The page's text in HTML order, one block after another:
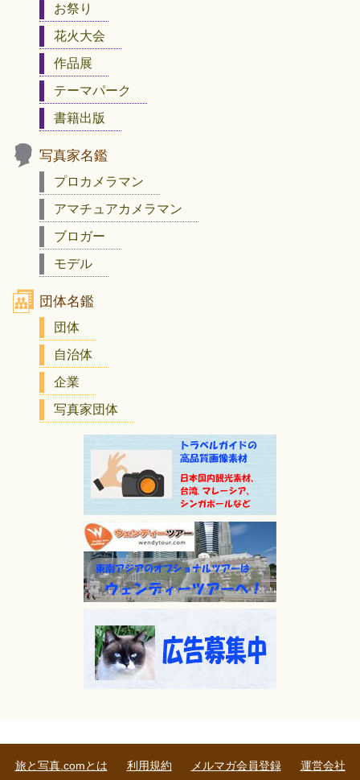
お祭り
花火大会
作品展
テーマパーク
書籍出版
写真家名鑑
プロカメラマン
アマチュアカメラマン
ブロガー
モデル
団体名鑑
団体
自治体
企業
写真家団体
旅と写真.comとは 利用規約 メルマガ会員登録 運営会社